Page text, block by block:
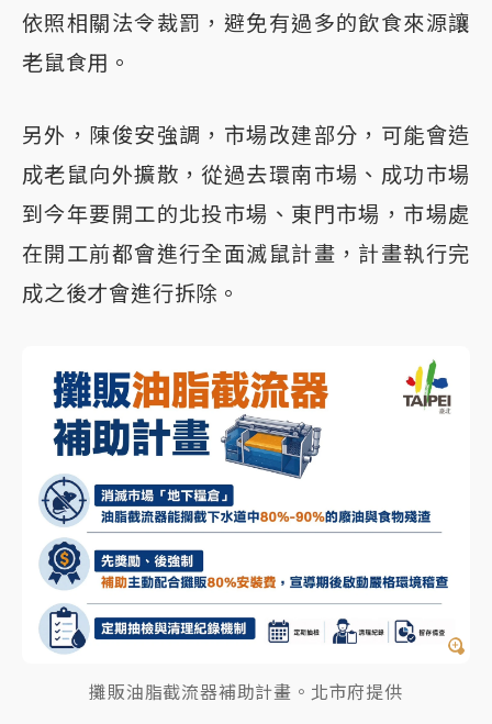
依照相關法令裁罰，避免有過多的飲食來源讓
老鼠食用。
另外，陳俊安強調，市場改建部分，可能會造
成老鼠向外擴散，從過去環南市場、成功市場
到今年要開工的北投市場、東門市場，市場處
在開工前都會進行全面滅鼠計畫，計畫執行完
成之後才會進行拆除。
攤販油脂截流器補助計畫。北市府提供